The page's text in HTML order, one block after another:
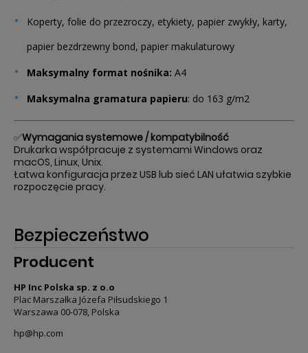
Koperty, folie do przezroczy, etykiety, papier zwykły, karty,
papier bezdrzewny bond, papier makulaturowy
Maksymalny format nośnika: A4
Maksymalna gramatura papieru: do 163 g/m2
✅Wymagania systemowe / kompatybilność
Drukarka współpracuje z systemami Windows oraz
macOS, Linux, Unix.
Łatwa konfiguracja przez USB lub sieć LAN ułatwia szybkie
rozpoczęcie pracy.
Bezpieczeństwo
Producent
HP Inc Polska sp. z o.o
Plac Marszałka Józefa Piłsudskiego 1
Warszawa 00-078, Polska
hp@hp.com